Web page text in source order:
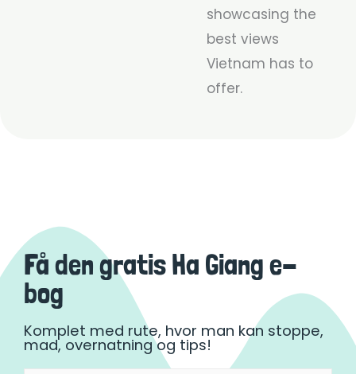
showcasing the
best views
Vietnam has to
offer.
Få den gratis Ha Giang e-
bog
Komplet med rute, hvor man kan stoppe,
mad, overnatning og tips!